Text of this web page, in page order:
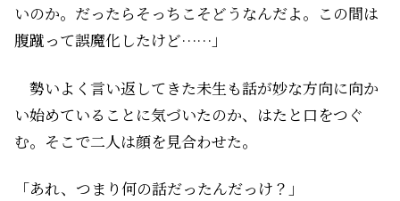
いのか。だったらそっちこそどうなんだよ。この間は
腹蹴って誤魔化したけど……」
勢いよく言い返してきた未生も話が妙な方向に向か
い始めていることに気づいたのか、はたと口をつぐ
む。そこで二人は顔を見合わせた。
「あれ、つまり何の話だったんだっけ？」